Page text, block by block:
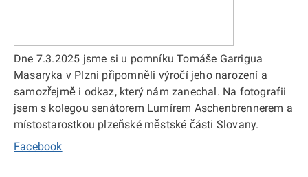
Dne 7.3.2025 jsme si u pomníku Tomáše Garrigua
Masaryka v Plzni připomněli výročí jeho narození a
samozřejmě i odkaz, který nám zanechal. Na fotografii
jsem s kolegou senátorem Lumírem Aschenbrennerem a
místostarostkou plzeňské městské části Slovany.
Facebook